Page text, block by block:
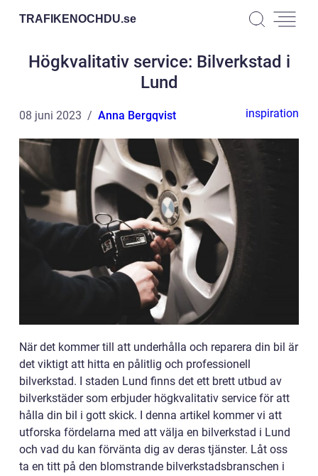
TRAFIKENOCHDU.se
Högkvalitativ service: Bilverkstad i
Lund
08 juni 2023 Anna Bergqvist inspiration
När det kommer till att underhålla och reparera din bil är
det viktigt att hitta en pålitlig och professionell
bilverkstad. I staden Lund finns det ett brett utbud av
bilverkstäder som erbjuder högkvalitativ service för att
hålla din bil i gott skick. I denna artikel kommer vi att
utforska fördelarna med att välja en bilverkstad i Lund
och vad du kan förvänta dig av deras tjänster. Låt oss
ta en titt på den blomstrande bilverkstadsbranschen i